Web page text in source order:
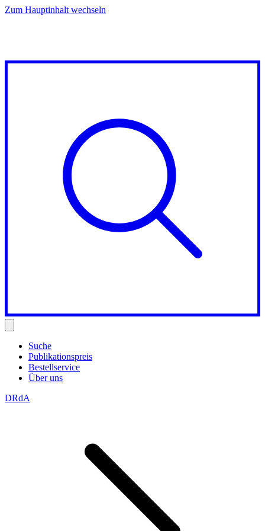
Zum Hauptinhalt wechseln
Suche
Publikationspreis
Bestellservice
Über uns
DRdA